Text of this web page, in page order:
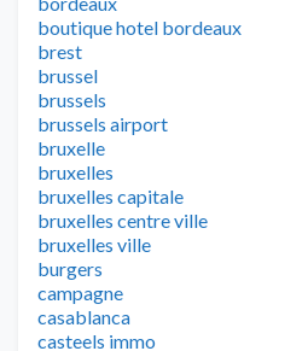
boutique hotel bordeaux
brest
brussel
brussels
brussels airport
bruxelle
bruxelles
bruxelles capitale
bruxelles centre ville
bruxelles ville
burgers
campagne
casablanca
casteels immo